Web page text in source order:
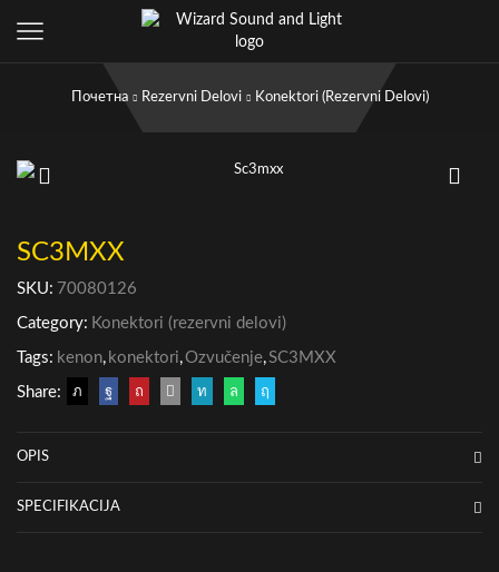
Почетна Rezervni Delovi Konektori (rezervni Delovi)
SC3MXX
SKU: 70080126
Category: Konektori (rezervni delovi)
Tags: kenon, konektori,Ozvučenje,SC3MXX
Share:
OPIS
SPECIFIKACIJA